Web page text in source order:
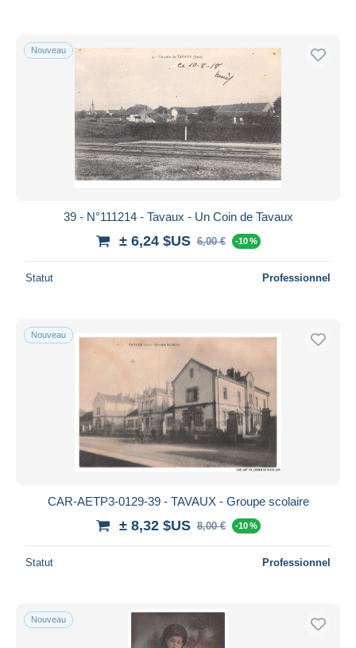
Nouveau
39 - N°111214 - Tavaux - Un Coin de Tavaux
± 6,24 $US 6,00 € -10 %
Statut Professionnel
Nouveau
CAR-AETP3-0129-39 - TAVAUX - Groupe scolaire
± 8,32 $US 8,00 € -10 %
Statut Professionnel
Nouveau